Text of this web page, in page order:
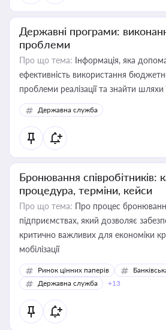
Державні програми:
проблеми
Про що тема: Інформація, яка
ефективність використання
проблеми реалізації та знайти
Державна служба
Бронювання співробітників:
процедура, терміни, кейси
Про що тема: Про процес
підприємствах, який дозволяє
критично важливих для економіки
мобілізації
Ринок цінних паперів
Державна служба
+13